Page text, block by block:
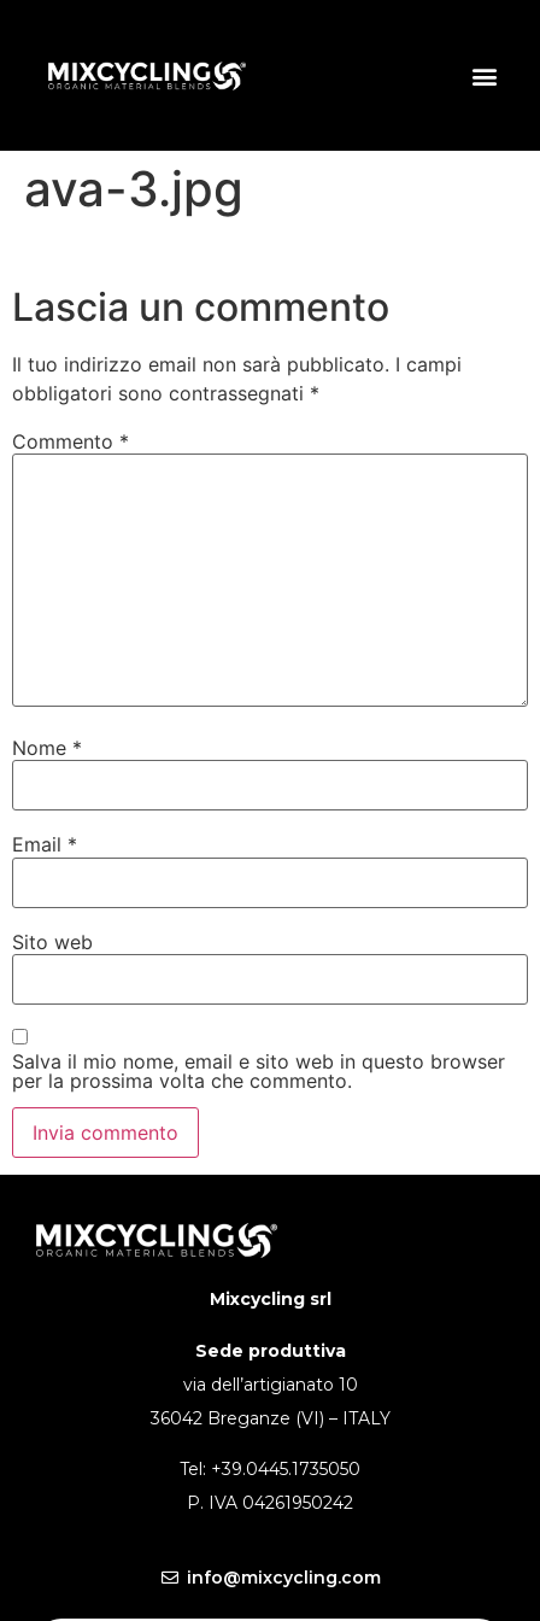
ava-3.jpg
Lascia un commento
Il tuo indirizzo email non sarà pubblicato. I campi
obbligatori sono contrassegnati *
Commento *
Nome *
Email *
Sito web
Salva il mio nome, email e sito web in questo browser
per la prossima volta che commento.
Mixcycling srl
Sede produttiva
via dell’artigianato 10
36042 Breganze (VI) – ITALY
Tel: +39.0445.1735050
P. IVA 04261950242
info@mixcycling.com